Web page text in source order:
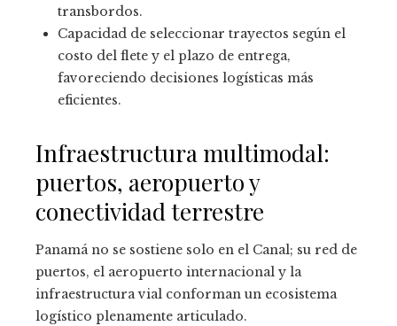
transbordos.
Capacidad de seleccionar trayectos según el
costo del flete y el plazo de entrega,
favoreciendo decisiones logísticas más
eficientes.
Infraestructura multimodal:
puertos, aeropuerto y
conectividad terrestre
Panamá no se sostiene solo en el Canal; su red de
puertos, el aeropuerto internacional y la
infraestructura vial conforman un ecosistema
logístico plenamente articulado.